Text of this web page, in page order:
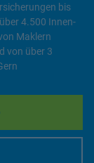
bis
4.500 Innen-
Maklern
von über 3
Tab